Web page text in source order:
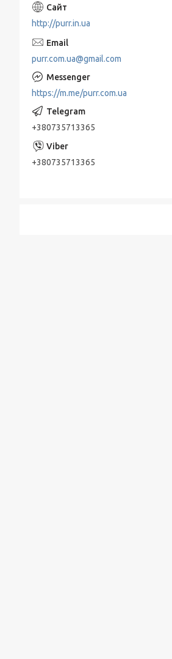
http://purr.in.ua
purr.com.ua@gmail.com
https://m.me/purr.com.ua
+380735713365
+380735713365